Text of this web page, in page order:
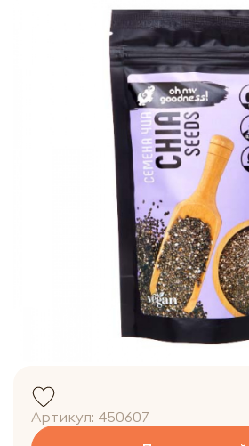
Артикул: 450607